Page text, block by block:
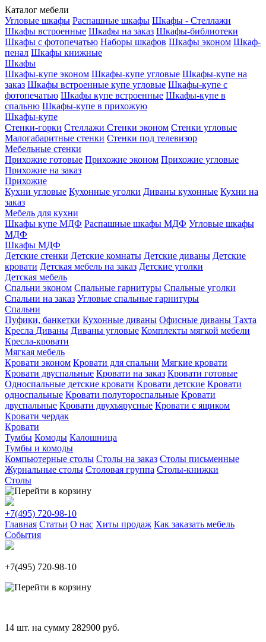
Каталог мебели
Угловые шкафы Распашные шкафы Шкафы - Стеллажи
Шкафы встроенные Шкафы на заказ Шкафы-библиотеки
Шкафы с фотопечатью Наборы шкафов Шкафы эконом Шкаф-
пенал Шкафы книжные
Шкафы
Шкафы-купе эконом Шкафы-купе угловые Шкафы-купе на
заказ Шкафы встроенные купе угловые Шкафы-купе с
фотопечатью Шкафы купе встроенные Шкафы-купе в
спальню Шкафы-купе в прихожую
Шкафы-купе
Стенки-горки Стеллажи Стенки эконом Стенки угловые
Малогабаритные стенки Стенки под телевизор
Мебельные стенки
Прихожие готовые Прихожие эконом Прихожие угловые
Прихожие на заказ
Прихожие
Кухни угловые Кухонные уголки Диваны кухонные Кухни на
заказ
Мебель для кухни
Шкафы купе МДФ Распашные шкафы МДФ Угловые шкафы
МДФ
Шкафы МДФ
Детские стенки Детские комнаты Детские диваны Детские
кровати Детская мебель на заказ Детские уголки
Детская мебель
Спальни эконом Спальные гарнитуры Спальные уголки
Спальни на заказ Угловые спальные гарнитуры
Спальни
Пуфики, банкетки Кухонные диваны Офисные диваны Тахта
Кресла Диваны Диваны угловые Комплекты мягкой мебели
Кресла-кровати
Мягкая мебель
Кровати эконом Кровати для спальни Мягкие кровати
Кровати двуспальные Кровати на заказ Кровати готовые
Односпальные детские кровати Кровати детские Кровати
односпальные Кровати полутороспальные Кровати
двуспальные Кровати двухъярусные Кровати с ящиком
Кровати чердак
Кровати
Тумбы Комоды Калошница
Тумбы и комоды
Компьютерные столы Столы на заказ Столы письменные
Журнальные столы Столовая группа Столы-книжки
Столы
+7(495) 720-98-10
Главная Статьи О нас Хиты продаж Как заказать мебель
События
+7(495) 720-98-10
14 шт. на сумму 282900 руб.